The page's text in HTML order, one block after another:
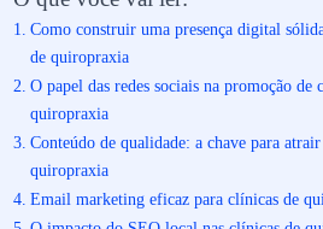
Como construir uma presença digital
de quiropraxia
O papel das redes sociais na promoção de
quiropraxia
Conteúdo de qualidade: a chave para
quiropraxia
Email marketing eficaz para clínicas de